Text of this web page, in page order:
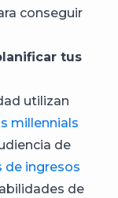
conseguir
tus
utilizan
millennials
de
de ingresos
de